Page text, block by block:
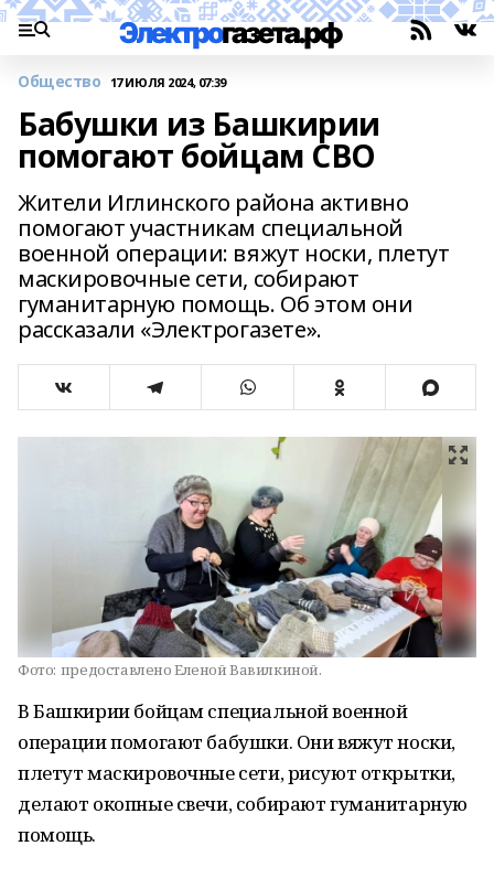
Общество 17 ИЮЛЯ 2024, 07:39
Бабушки из Башкирии
помогают бойцам СВО
Жители Иглинского района активно
помогают участникам специальной
военной операции: вяжут носки, плетут
маскировочные сети, собирают
гуманитарную помощь. Об этом они
рассказали «Электрогазете».
Фото: предоставлено Еленой Вавилкиной.
В Башкирии бойцам специальной военной
операции помогают бабушки. Они вяжут носки,
плетут маскировочные сети, рисуют открытки,
делают окопные свечи, собирают гуманитарную
помощь.